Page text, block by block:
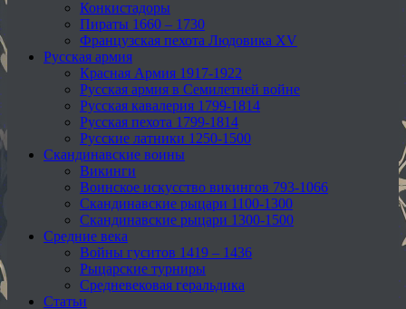
Конкистадоры
Пираты 1660 – 1730
Французская пехота Людовика XV
Русская армия
Красная Армия 1917-1922
Русская армия в Семилетней войне
Русская кавалерия 1799-1814
Русская пехота 1799-1814
Русские латники 1250-1500
Скандинавские воины
Викинги
Воинское искусство викингов 793-1066
Скандинавские рыцари 1100-1300
Скандинавские рыцари 1300-1500
Средние века
Войны гуситов 1419 – 1436
Рыцарские турниры
Средневековая геральдика
Статьи